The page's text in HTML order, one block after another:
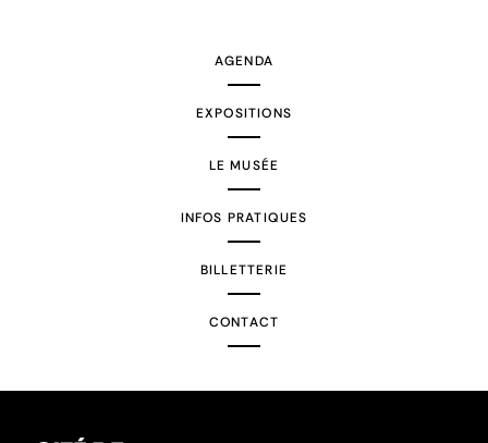
AGENDA
EXPOSITIONS
LE MUSÉE
INFOS PRATIQUES
BILLETTERIE
CONTACT